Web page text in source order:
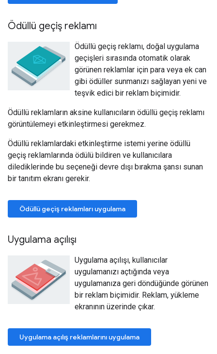
Ödüllü geçiş reklamı
Ödüllü geçiş reklamı, doğal uygulama
geçişleri sırasında otomatik olarak
görünen reklamlar için para veya ek can
gibi ödüller sunmanızı sağlayan yeni ve
teşvik edici bir reklam biçimidir.
Ödüllü reklamların aksine kullanıcıların ödüllü geçiş reklamı
görüntülemeyi etkinleştirmesi gerekmez.
Ödüllü reklamlardaki etkinleştirme istemi yerine ödüllü
geçiş reklamlarında ödülü bildiren ve kullanıcılara
dilediklerinde bu seçeneği devre dışı bırakma şansı sunan
bir tanıtım ekranı gerekir.
Ödüllü geçiş reklamları uygulama
Uygulama açılışı
Uygulama açılışı, kullanıcılar
uygulamanızı açtığında veya
uygulamanıza geri döndüğünde görünen
bir reklam biçimidir. Reklam, yükleme
ekranının üzerinde çıkar.
Uygulama açılış reklamlarını uygulama